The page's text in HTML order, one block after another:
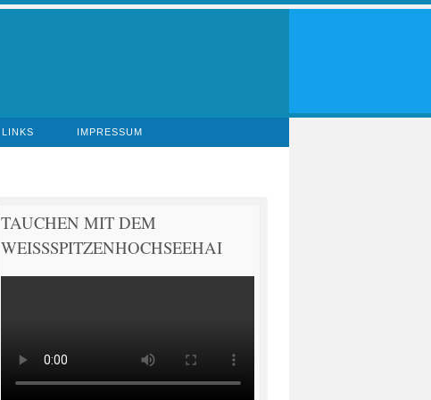
LINKS IMPRESSUM
TAUCHEN MIT DEM
WEISSSPITZENHOCHSEEHAI